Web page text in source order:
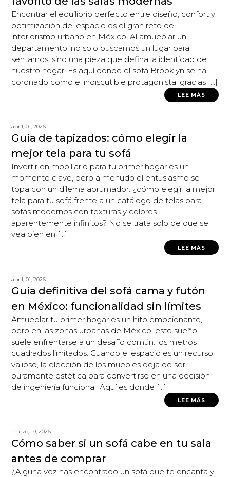
Encontrar el equilibrio perfecto entre diseño, confort y
optimización del espacio es el gran reto del
interiorismo urbano en México. Al amueblar un
departamento, no solo buscamos un lugar para
sentarnos, sino una pieza que defina la identidad de
nuestro hogar. Es aquí donde el sofá Brooklyn se ha
coronado como el indiscutible protagonista: gracias […]
LEE MÁS
abril, 01, 2026
Guía de tapizados: cómo elegir la
mejor tela para tu sofá
Invertir en mobiliario para tu primer hogar es un
momento clave, pero a menudo el entusiasmo se
topa con un dilema abrumador: ¿cómo elegir la mejor
tela para tu sofá frente a un catálogo de telas para
sofás modernos con texturas y colores
aparentemente infinitos? No se trata solo de que se
vea bien en […]
LEE MÁS
abril, 01, 2026
Guía definitiva del sofá cama y futón
en México: funcionalidad sin límites
Amueblar tu primer hogar es un hito emocionante,
pero en las zonas urbanas de México, este sueño
suele enfrentarse a un desafío común: los metros
cuadrados limitados. Cuando el espacio es un recurso
valioso, la elección de los muebles deja de ser
puramente estética para convertirse en una decisión
de ingeniería funcional. Aquí es donde […]
LEE MÁS
marzo, 19, 2026
Cómo saber si un sofá cabe en tu sala
antes de comprar
¿Alguna vez has encontrado un sofá que te encanta y